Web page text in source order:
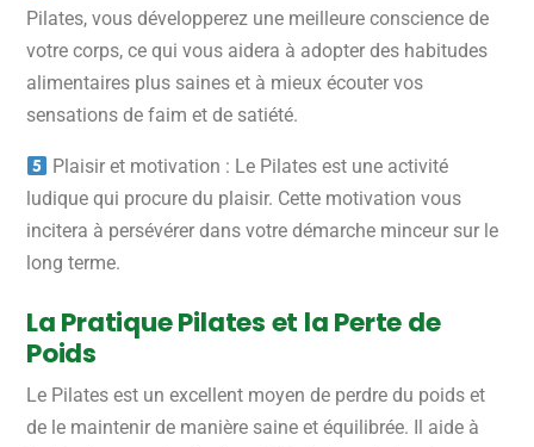
Pilates, vous développerez une meilleure conscience de
votre corps, ce qui vous aidera à adopter des habitudes
alimentaires plus saines et à mieux écouter vos
sensations de faim et de satiété.
Plaisir et motivation : Le Pilates est une activité
ludique qui procure du plaisir. Cette motivation vous
incitera à persévérer dans votre démarche minceur sur le
long terme.
La Pratique Pilates et la Perte de
Poids
Le Pilates est un excellent moyen de perdre du poids et
de le maintenir de manière saine et équilibrée. Il aide à